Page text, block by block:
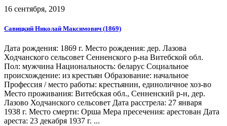
16 сентября, 2019
Савицкий Николай Максимович (1869)
Дата рождения: 1869 г. Место рождения: дер. Лазова
Ходчанского сельсовет Сенненского р-на Витебской обл.
Пол: мужчина Национальность: беларус Социальное
происхождение: из крестьян Образование: начальное
Профессия / место работы: крестьянин, единоличное хоз-во
Место проживания: Витебская обл., Сенненский р-н, дер.
Лазово Ходчанского сельсовет Дата расстрела: 27 января
1938 г. Место смерти: Орша Мера пресечения: арестован Дата
ареста: 23 декабря 1937 г. ...